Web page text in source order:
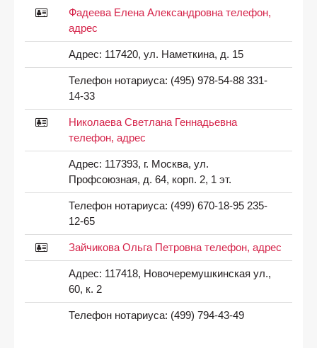
Фадеева Елена Александровна телефон,
адрес
Адрес: 117420, ул. Наметкина, д. 15
Телефон нотариуса: (495) 978-54-88 331-
14-33
Николаева Светлана Геннадьевна
телефон, адрес
Адрес: 117393, г. Москва, ул.
Профсоюзная, д. 64, корп. 2, 1 эт.
Телефон нотариуса: (499) 670-18-95 235-
12-65
Зайчикова Ольга Петровна телефон, адрес
Адрес: 117418, Новочеремушкинская ул.,
60, к. 2
Телефон нотариуса: (499) 794-43-49